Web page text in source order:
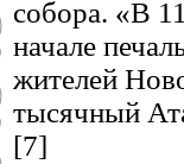
собора. «В
начале
жителей
тысячный
[7]